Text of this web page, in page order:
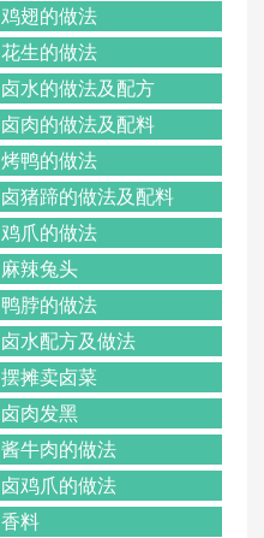
鸡翅的做法
花生的做法
卤水的做法及配方
卤肉的做法及配料
烤鸭的做法
卤猪蹄的做法及配料
鸡爪的做法
麻辣兔头
鸭脖的做法
卤水配方及做法
摆摊卖卤菜
卤肉发黑
酱牛肉的做法
卤鸡爪的做法
香料